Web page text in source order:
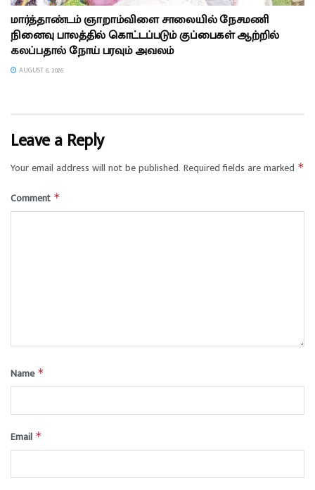
மார்த்தாண்டம் ஞாறாம்விளை சாலையில் நேசமணி
நினைவு பாலத்தில் கொட்டப்படும் குப்பைகள் ஆற்றில்
கலப்பதால் நோய் பரவும் அவலம்
AUGUST 6, 2026
Leave a Reply
Your email address will not be published. Required fields are marked *
Comment *
Name *
Email *